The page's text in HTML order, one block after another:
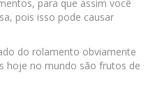
para que assim você
pois isso pode causar
do rolamento obviamente
hoje no mundo são frutos de